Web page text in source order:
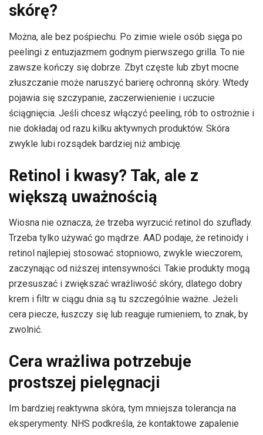
skórę?
Można, ale bez pośpiechu. Po zimie wiele osób sięga po
peelingi z entuzjazmem godnym pierwszego grilla. To nie
zawsze kończy się dobrze. Zbyt częste lub zbyt mocne
złuszczanie może naruszyć barierę ochronną skóry. Wtedy
pojawia się szczypanie, zaczerwienienie i uczucie
ściągnięcia. Jeśli chcesz włączyć peeling, rób to ostrożnie i
nie dokładaj od razu kilku aktywnych produktów. Skóra
zwykle lubi rozsądek bardziej niż ambicję.
Retinol i kwasy? Tak, ale z
większą uważnością
Wiosna nie oznacza, że trzeba wyrzucić retinol do szuflady.
Trzeba tylko używać go mądrze. AAD podaje, że retinoidy i
retinol najlepiej stosować stopniowo, zwykle wieczorem,
zaczynając od niższej intensywności. Takie produkty mogą
przesuszać i zwiększać wrażliwość skóry, dlatego dobry
krem i filtr w ciągu dnia są tu szczególnie ważne. Jeżeli
cera piecze, łuszczy się lub reaguje rumieniem, to znak, by
zwolnić.
Cera wrażliwa potrzebuje
prostszej pielęgnacji
Im bardziej reaktywna skóra, tym mniejsza tolerancja na
eksperymenty. NHS podkreśla, że kontaktowe zapalenie